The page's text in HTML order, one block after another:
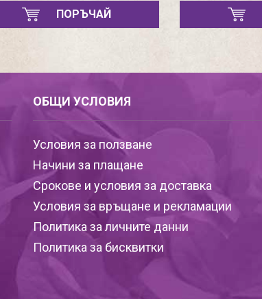
ПОРЪЧАЙ
ОБЩИ УСЛОВИЯ
Условия за ползване
Начини за плащане
Срокове и условия за доставка
Условия за връщане и рекламации
Политика за личните данни
Политика за бисквитки